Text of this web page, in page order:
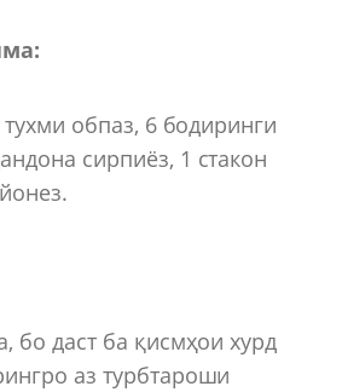
обпаз, 6 бодиринги
сирпиёз, 1 стакон
бо даст ба қисмҳои хурд
аз турбтароши